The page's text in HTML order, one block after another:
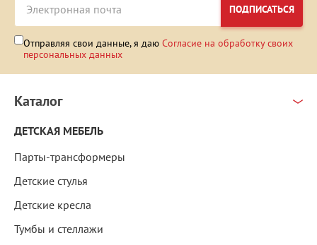
ПОДПИСАТЬСЯ
Отправляя свои данные, я даю Согласие на обработку своих
персональных данных
Каталог
ДЕТСКАЯ МЕБЕЛЬ
Парты-трансформеры
Детские стулья
Детские кресла
Тумбы и стеллажи